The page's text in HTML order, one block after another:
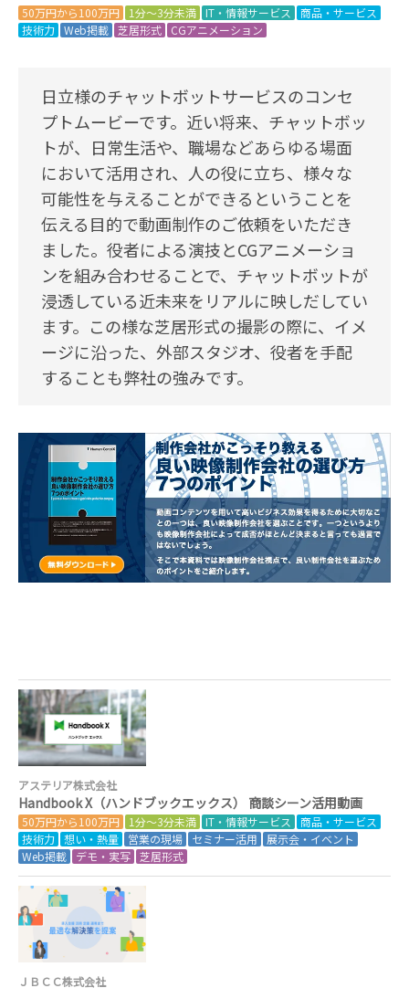
50万円から100万円 1分～3分未満 IT・情報サービス
商品・サービス
技術力 Web掲載 芝居形式 CGアニメーション
日立様のチャットボットサービスのコンセ
プトムービーです。近い将来、チャットボッ
トが、日常生活や、職場などあらゆる場面
において活用され、人の役に立ち、様々な
可能性を与えることができるということを
伝える目的で動画制作のご依頼をいただき
ました。役者による演技とCGアニメーショ
ンを組み合わせることで、チャットボットが
浸透している近未来をリアルに映しだしてい
ます。この様な芝居形式の撮影の際に、イメ
ージに沿った、外部スタジオ、役者を手配
することも弊社の強みです。
アステリア株式会社
Handbook X（ハンドブックエックス） 商談シーン活用動画
50万円から100万円 1分～3分未満 IT・情報サービス
商品・サービス
技術力 想い・熱量 営業の現場 セミナー活用
展示会・イベント
Web掲載
デモ・実写 芝居形式
ＪＢＣＣ株式会社